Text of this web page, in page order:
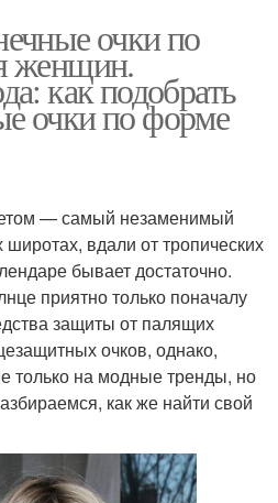
очки по
женщин.
как подобрать
очки по форме
— самый незаменимый
вдали от тропических
бывает достаточно.
приятно только поначалу
защиты от палящих
очков, однако,
только на модные тренды, но
как же найти свой